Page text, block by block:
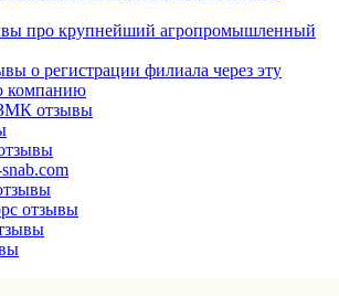
про крупнейший агропромышленный
о регистрации филиала через эту
компанию
отзывы
отзывы